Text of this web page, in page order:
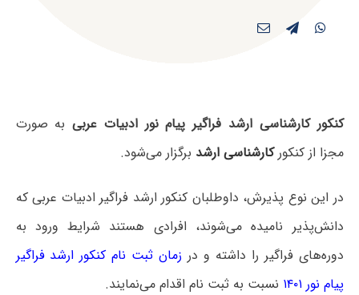
کنکور کارشناسی ارشد فراگیر پیام نور ادبیات عربیبه صورت
مجزا از کنکورکارشناسی ارشد برگزار می‌شود.
در این نوع پذیرش، داوطلبان کنکور ارشد فراگیر ادبیات عربی که
دانش‌پذیر نامیده می‌شوند، افرادی هستند شرایط ورود به
دوره‌های فراگیر را داشته و در زمان ثبت نام کنکور ارشد فراگیر
پیام نور ۱۴۰۱
نسبت به ثبت نام اقدام می‌نمایند.